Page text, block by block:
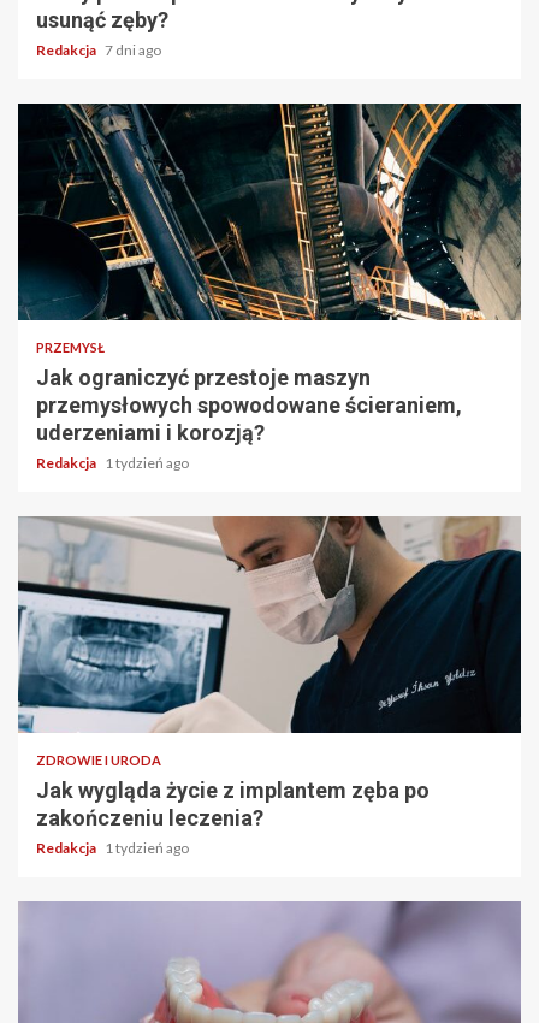
usunąć zęby?
Redakcja 7 dni ago
PRZEMYSŁ
Jak ograniczyć przestoje maszyn
przemysłowych spowodowane ścieraniem,
uderzeniami i korozją?
Redakcja 1 tydzień ago
ZDROWIE I URODA
Jak wygląda życie z implantem zęba po
zakończeniu leczenia?
Redakcja 1 tydzień ago